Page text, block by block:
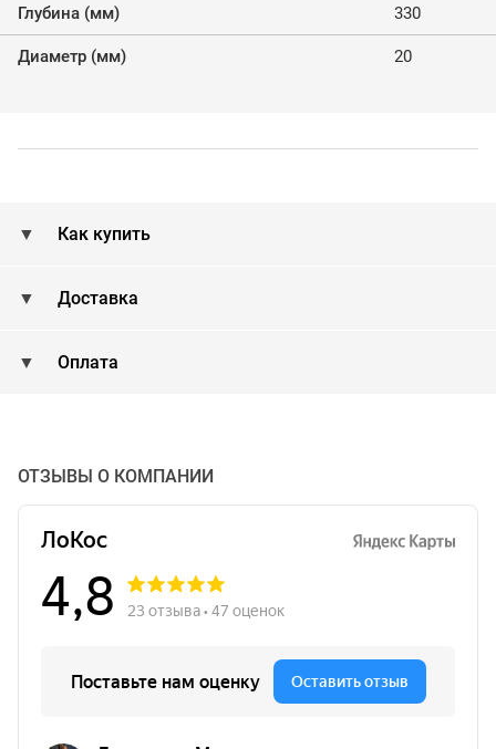
Глубина (мм) 330
Диаметр (мм) 20
Как купить
Доставка
Оплата
ОТЗЫВЫ О КОМПАНИИ